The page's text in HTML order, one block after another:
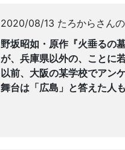
2020/08/13 たろからさん
野坂昭如・原作『火垂るの
が、兵庫県以外の、ことに
以前、大阪の某学校でアン
舞台は「広島」と答えた人も